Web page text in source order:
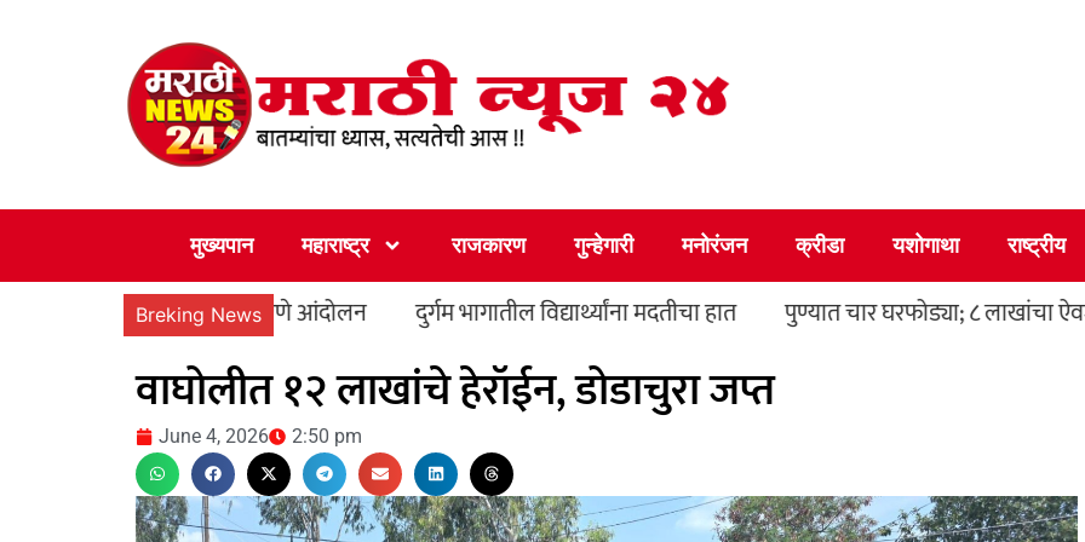
मुख्यपान महाराष्ट्र राजकारण गुन्हेगारी मनोरंजन क्रीडा यशोगाथा राष्ट्रीय
Breking News
कार्यालयासमोर धरणे आंदोलन दुर्गम भागातील विद्यार्थ्यांना मदतीचा हात पुण्यात चार घरफोड्या; ८ लाखांचा ऐवज चोरला
वाघोलीत १२ लाखांचे हेरॉईन, डोडाचुरा जप्त
June 4, 2026 2:50 pm